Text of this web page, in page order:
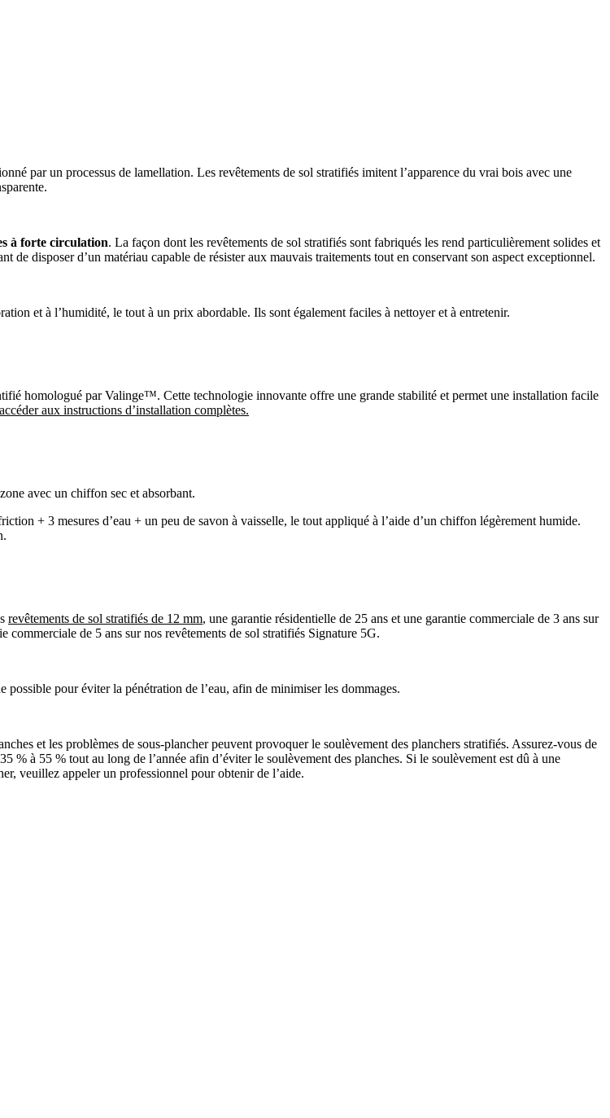
par un processus de lamellation. Les revêtements de sol stratifiés imitent l’apparence du vrai bois avec une
à forte circulation. La façon dont les revêtements de sol stratifiés sont fabriqués les rend particulièrement solides et
disposer d’un matériau capable de résister aux mauvais traitements tout en conservant son aspect exceptionnel.
et à l’humidité, le tout à un prix abordable. Ils sont également faciles à nettoyer et à entretenir.
homologué par Valinge™. Cette technologie innovante offre une grande stabilité et permet une installation facile
aux instructions d’installation complètes.
avec un chiffon sec et absorbant.
+ 3 mesures d’eau + un peu de savon à vaisselle, le tout appliqué à l’aide d’un chiffon légèrement humide.
revêtements de sol stratifiés de 12 mm, une garantie résidentielle de 25 ans et une garantie commerciale de 3 ans sur
commerciale de 5 ans sur nos revêtements de sol stratifiés Signature 5G.
pour éviter la pénétration de l’eau, afin de minimiser les dommages.
et les problèmes de sous-plancher peuvent provoquer le soulèvement des planchers stratifiés. Assurez-vous de
% à 55 % tout au long de l’année afin d’éviter le soulèvement des planches. Si le soulèvement est dû à une
veuillez appeler un professionnel pour obtenir de l’aide.